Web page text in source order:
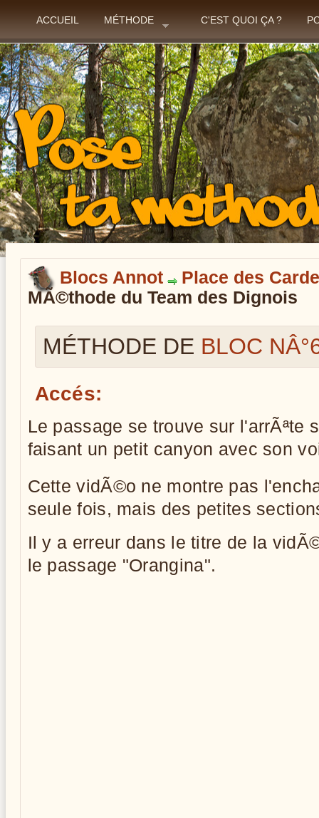
ACCUEIL MÉTHODE C'EST QUOI ÇA ?
Blocs Annot
Place des
MÃ©thode du Team des Dignois
MÉTHODE DE BLOC
Accés:
Le passage se trouve sur l'arrÃªte
faisant un petit canyon avec son
Cette vidÃ©o ne montre pas
seule fois, mais des petites
Il y a erreur dans le titre de la
le passage "Orangina".